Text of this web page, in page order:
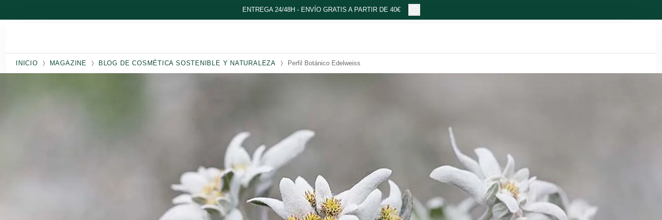
ENTREGA 24/48H - ENVÍO GRATIS A PARTIR DE 40€
INICIO MAGAZINE BLOG DE COSMÉTICA SOSTENIBLE Y NATURALEZA Perfil Botánico Edelweiss